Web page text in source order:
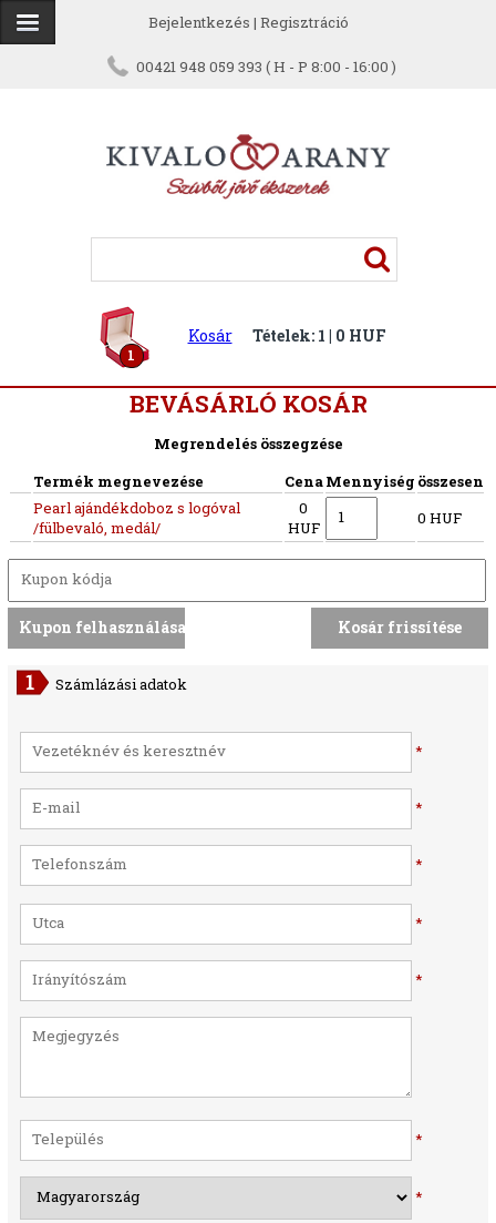
Bejelentkezés | Regisztráció
00421 948 059 393 ( H - P 8:00 - 16:00 )
1
Kosár Tételek: 1 | 0 HUF
BEVÁSÁRLÓ KOSÁR
Megrendelés összegzése
Termék megnevezése
CenaMennyiség összesen
Pearl ajándékdoboz s logóval
/fülbevaló, medál/
0
HUF
0 HUF
Számlázási adatok
*
*
*
*
*
*
*